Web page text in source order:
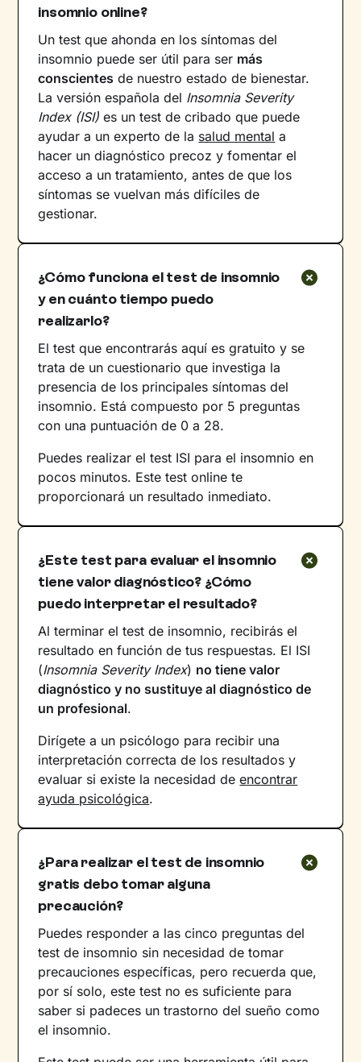
insomnio online?
Un test que ahonda en los síntomas del
insomnio puede ser útil para ser más
conscientes de nuestro estado de bienestar.
La versión española del Insomnia Severity
Index (ISI) es un test de cribado que puede
ayudar a un experto de la salud mental a
hacer un diagnóstico precoz y fomentar el
acceso a un tratamiento, antes de que los
síntomas se vuelvan más difíciles de
gestionar.
¿Cómo funciona el test de insomnio
y en cuánto tiempo puedo
realizarlo?
El test que encontrarás aquí es gratuito y se
trata de un cuestionario que investiga la
presencia de los principales síntomas del
insomnio. Está compuesto por 5 preguntas
con una puntuación de 0 a 28.
Puedes realizar el test ISI para el insomnio en
pocos minutos. Este test online te
proporcionará un resultado inmediato.
¿Este test para evaluar el insomnio
tiene valor diagnóstico? ¿Cómo
puedo interpretar el resultado?
Al terminar el test de insomnio, recibirás el
resultado en función de tus respuestas. El ISI
(Insomnia Severity Index) no tiene valor
diagnóstico y no sustituye al diagnóstico de
un profesional.
Dirígete a un psicólogo para recibir una
interpretación correcta de los resultados y
evaluar si existe la necesidad deencontrar
ayuda psicológica.
¿Para realizar el test de insomnio
gratis debo tomar alguna
precaución?
Puedes responder a las cinco preguntas del
test de insomnio sin necesidad de tomar
precauciones específicas, pero recuerda que,
por sí solo, este test no es suficiente para
saber si padeces un trastorno del sueño como
el insomnio.